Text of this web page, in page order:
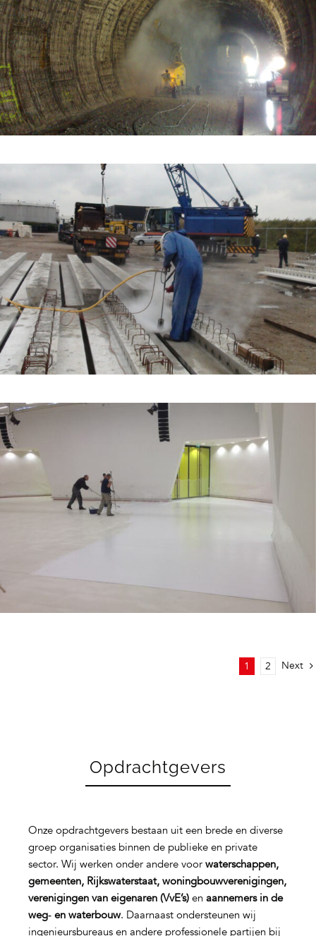
1 2 Next
Opdrachtgevers
Onze opdrachtgevers bestaan uit een brede en diverse
groep organisaties binnen de publieke en private
sector. Wij werken onder andere voor waterschappen,
gemeenten, Rijkswaterstaat, woningbouwverenigingen,
verenigingen van eigenaren (VvE’s)en aannemers in de
weg‑ en waterbouw. Daarnaast ondersteunen wij
ingenieursbureaus en andere professionele partijen bij